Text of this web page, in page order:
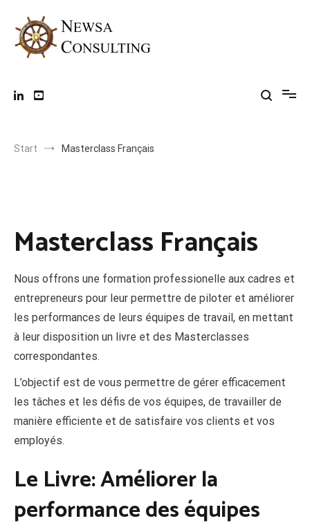
springen
Start Masterclass Français
Masterclass Français
Nous offrons une formation professionelle aux cadres et
entrepreneurs pour leur permettre de piloter et améliorer
les performances de leurs équipes de travail, en mettant
à leur disposition un livre et des Masterclasses
correspondantes.
L’objectif est de vous permettre de gérer efficacement
les tâches et les défis de vos équipes, de travailler de
manière efficiente et de satisfaire vos clients et vos
employés.
Le Livre: Améliorer la
performance des équipes